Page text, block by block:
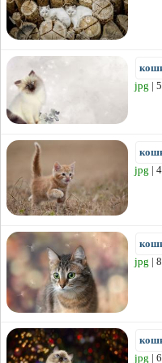
jpg |
jpg |
jpg |
jpg |